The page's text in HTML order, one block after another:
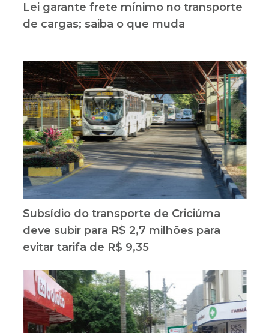
Lei garante frete mínimo no transporte
de cargas; saiba o que muda
Subsídio do transporte de Criciúma
deve subir para R$ 2,7 milhões para
evitar tarifa de R$ 9,35